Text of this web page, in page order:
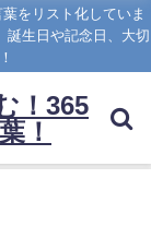
をリスト化していま
誕生日や記念日、大切
！365
！